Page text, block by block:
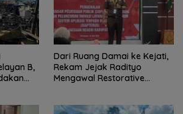
B,
Dari Ruang Damai ke Kejati,
Rekam Jejak Radityo
Mengawal Restorative